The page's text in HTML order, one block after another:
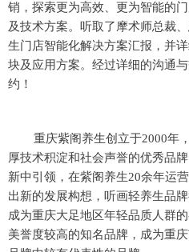
销，探索更为高效、更为智能的
及技术方案。听取了摩术师总裁
生门店智能化解决方案汇报，并
块及应用方案。经过详细的沟通
约！
重庆紫阁养生创立于2000年
厚技术积淀和社会声誉的优秀品
新中引领，在紫阁养生20余年运
出新的发展构想，听画轻养生品
成为重庆大足地区年轻品质人群
美誉度较高的知名品牌，成为重